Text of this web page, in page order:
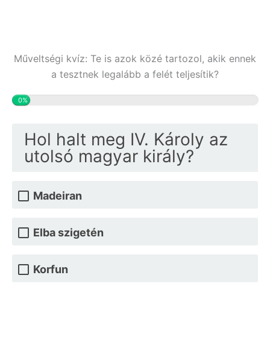
Műveltségi kvíz: Te is azok közé tartozol, akik ennek
a tesztnek legalább a felét teljesítik?
0%
Hol halt meg IV. Károly az
utolsó magyar király?
Madeiran
Elba szigetén
Korfun